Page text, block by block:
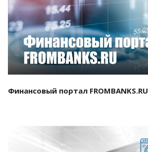
Смотреть проект
Финансовый портал FROMBANKS.RU